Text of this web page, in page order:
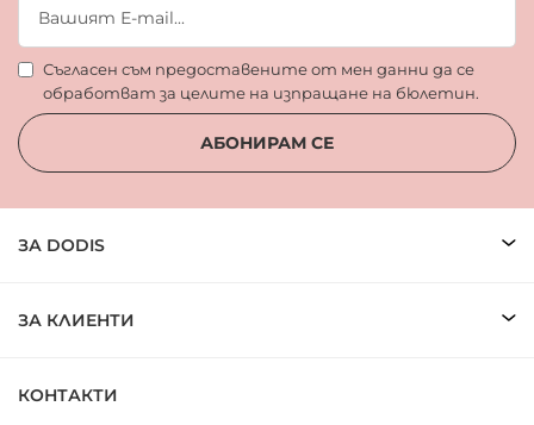
Съгласен съм предоставените от мен данни да се
обработват за целите на изпращане на бюлетин.
АБОНИРАМ СЕ
ЗА DODIS
ЗА КЛИЕНТИ
КОНТАКТИ